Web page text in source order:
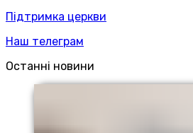
Підтримка церкви
Наш телеграм
Останні новини